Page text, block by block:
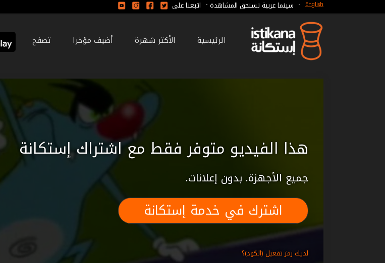
English
- سينما عربية تستحق المشاهدة - اتبعنا على
الرئيسية الأكثر شهرة أضيف مؤخرا تصفح
هذا الفيديو متوفر فقط مع اشتراك إستكانة
جميع الأجهزة. بدون إعلانات.
اشترك في خدمة إستكانة
لديك رمز تفعيل (الكود)؟